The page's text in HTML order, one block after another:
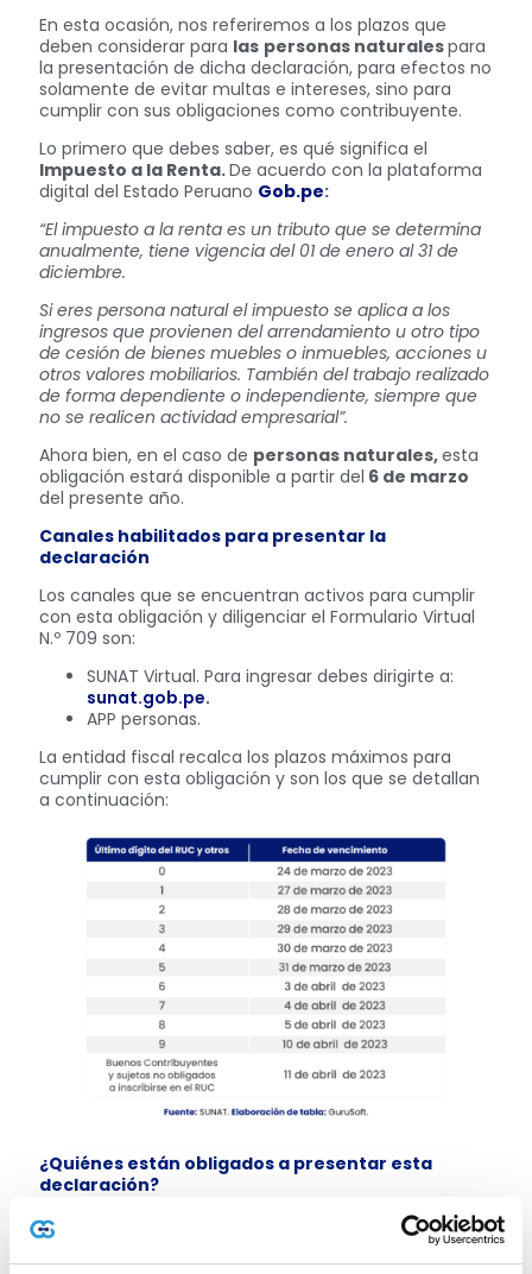
En esta ocasión, nos referiremos a los plazos que
deben considerar para las personas naturalespara
la presentación de dicha declaración, para efectos no
solamente de evitar multas e intereses, sino para
cumplir con sus obligaciones como contribuyente.
Lo primero que debes saber, es qué significa el
Impuesto a la Renta.De acuerdo con la plataforma
digital del Estado Peruano Gob.pe:
“El impuesto a la renta es un tributo que se determina
anualmente, tiene vigencia del 01 de enero al 31 de
diciembre.
Si eres persona natural el impuesto se aplica a los
ingresos que provienen del arrendamiento u otro tipo
de cesión de bienes muebles o inmuebles, acciones u
otros valores mobiliarios. También del trabajo realizado
de forma dependiente o independiente, siempre que
no se realicen actividad empresarial”.
Ahora bien, en el caso de personas naturales,esta
obligación estará disponible a partir del 6 de marzo
del presente año.
Canales habilitados para presentar la
declaración
Los canales que se encuentran activos para cumplir
con esta obligación y diligenciar el Formulario Virtual
N.º 709 son:
SUNAT Virtual. Para ingresar debes dirigirte a:
sunat.gob.pe.
APP personas.
La entidad fiscal recalca los plazos máximos para
cumplir con esta obligación y son los que se detallan
a continuación:
¿Quiénes están obligados a presentar esta
declaración?